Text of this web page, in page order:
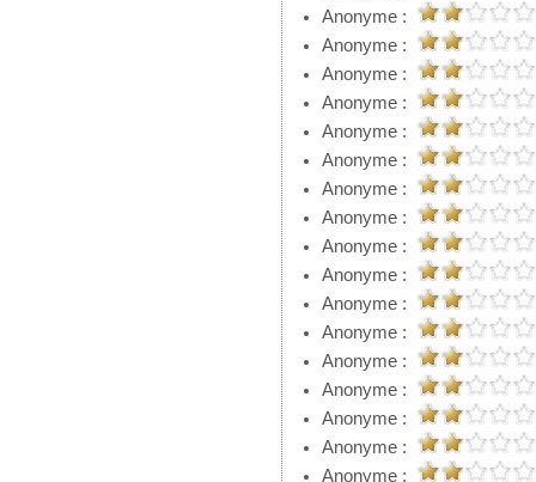
Anonyme :
Anonyme :
Anonyme :
Anonyme :
Anonyme :
Anonyme :
Anonyme :
Anonyme :
Anonyme :
Anonyme :
Anonyme :
Anonyme :
Anonyme :
Anonyme :
Anonyme :
Anonyme :
Anonyme :